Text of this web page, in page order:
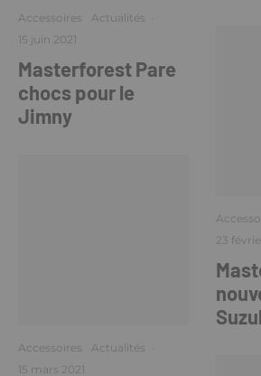
Accessoires Actualités ·
15 juin 2021
Masterforest Pare
chocs pour le
Jimny
Accessoires Actualités ·
15 mars 2021
23